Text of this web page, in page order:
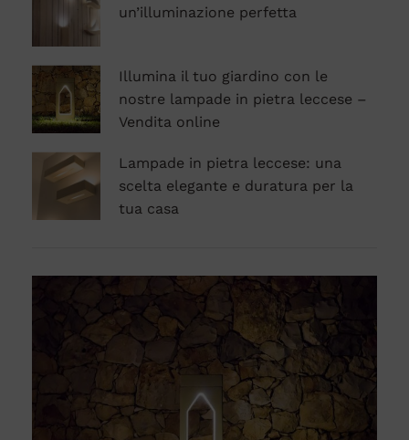
un’illuminazione perfetta
Illumina il tuo giardino con le
nostre lampade in pietra leccese –
Vendita online
Lampade in pietra leccese: una
scelta elegante e duratura per la
tua casa